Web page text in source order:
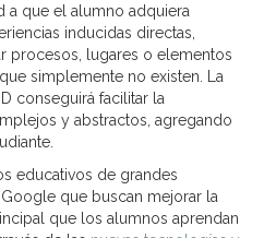
a que el alumno adquiera
inducidas directas,
procesos, lugares o elementos
simplemente no existen. La
conseguirá facilitar la
y abstractos, agregando
educativos de grandes
que buscan mejorar la
que los alumnos aprendan